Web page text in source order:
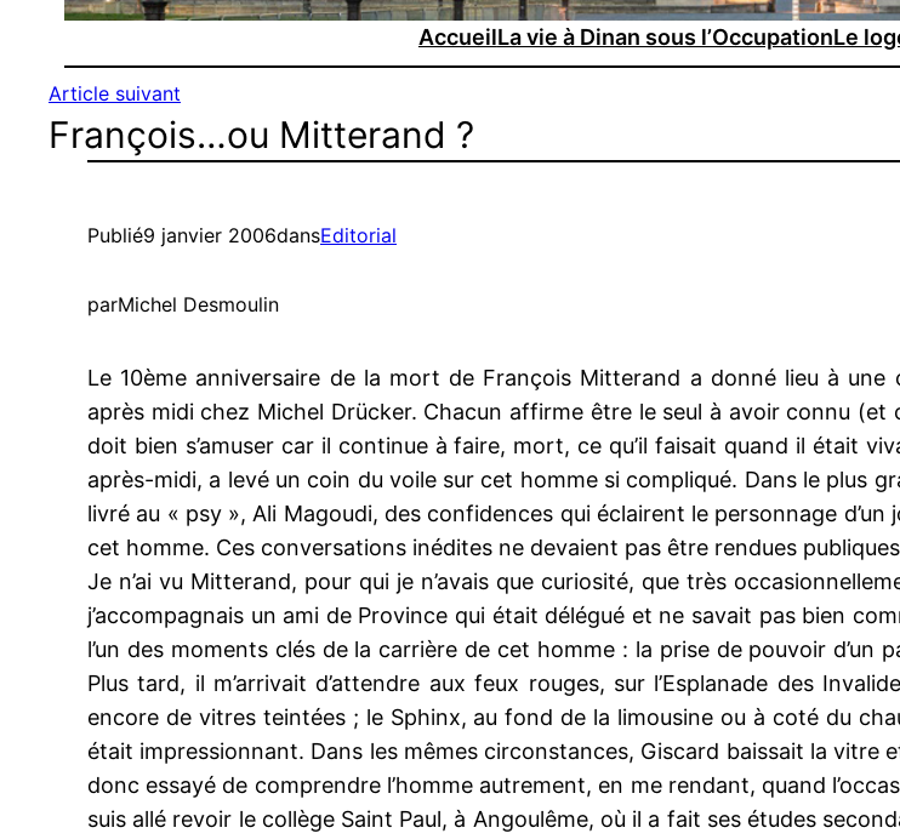
AccueilLa vie à Dinan sous l’OccupationLe
Article suivant
François…ou Mitterand ?
Publié9 janvier 2006dansEditorial
parMichel Desmoulin
Le 10ème anniversaire de la mort de François Mitterand a donné lieu à
après midi chez Michel Drücker. Chacun affirme être le seul à avoir connu
doit bien s’amuser car il continue à faire, mort, ce qu’il faisait quand il était
après-midi, a levé un coin du voile sur cet homme si compliqué. Dans le plus
livré au « psy », Ali Magoudi, des confidences qui éclairent le personnage
cet homme. Ces conversations inédites ne devaient pas être rendues
Je n’ai vu Mitterand, pour qui je n’avais que curiosité, que très
j’accompagnais un ami de Province qui était délégué et ne savait pas bien
l’un des moments clés de la carrière de cet homme : la prise de pouvoir d’un
Plus tard, il m’arrivait d’attendre aux feux rouges, sur l’Esplanade des
encore de vitres teintées ; le Sphinx, au fond de la limousine ou à coté du
était impressionnant. Dans les mêmes circonstances, Giscard baissait la vitre
donc essayé de comprendre l’homme autrement, en me rendant, quand
suis allé revoir le collège Saint Paul, à Angoulême, où il a fait ses études